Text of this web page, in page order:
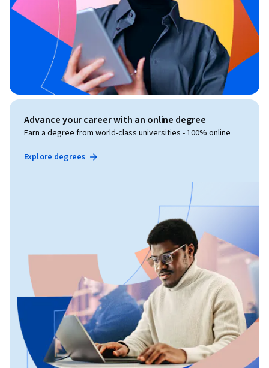
Advance your career with an online degree
Earn a degree from world-class universities - 100% online
Explore degrees